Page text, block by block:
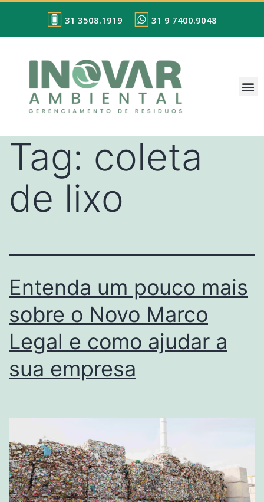
31 3508.1919 31 9 7400.9048
Tag: coleta
de lixo
Entenda um pouco mais
sobre o Novo Marco
Legal e como ajudar a
sua empresa